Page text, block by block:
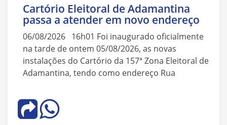
Cartório Eleitoral de Adamantina
passa a atender em novo endereço
06/08/2026 16h01 Foi inaugurado oficialmente
na tarde de ontem 05/08/2026, as novas
instalações do Cartório da 157ª Zona Eleitoral de
Adamantina, tendo como endereço Rua